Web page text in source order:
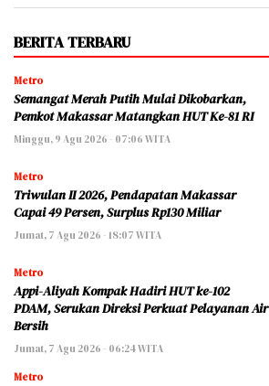
BERITA TERBARU
Metro
Semangat Merah Putih Mulai Dikobarkan,
Pemkot Makassar Matangkan HUT Ke-81 RI
Minggu, 9 Agu 2026 - 07:06 WITA
Metro
Triwulan II 2026, Pendapatan Makassar
Capai 49 Persen, Surplus Rp130 Miliar
Jumat, 7 Agu 2026 - 18:07 WITA
Metro
Appi-Aliyah Kompak Hadiri HUT ke-102
PDAM, Serukan Direksi Perkuat Pelayanan Air
Bersih
Jumat, 7 Agu 2026 - 06:24 WITA
Metro